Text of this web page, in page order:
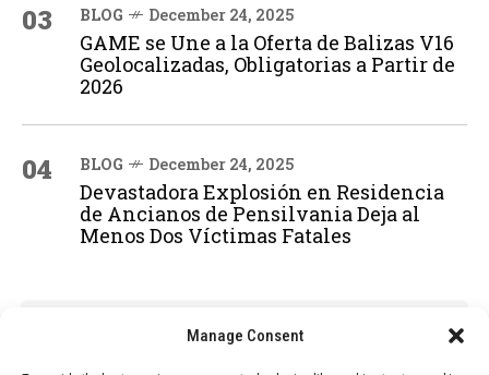
Manage Consent
03 BLOG December 24, 2025
GAME se Une a la Oferta de Balizas V16
Geolocalizadas, Obligatorias a Partir de
2026
04 BLOG December 24, 2025
Devastadora Explosión en Residencia
de Ancianos de Pensilvania Deja al
Menos Dos Víctimas Fatales